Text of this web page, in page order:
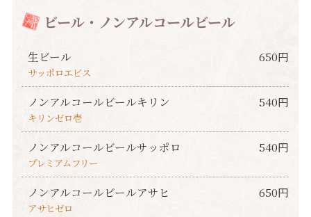
ビール・ノンアルコールビール
生ビール 650円
サッポロエビス
ノンアルコールビールキリン 540円
キリンゼロ壱
ノンアルコールビールサッポロ 540円
プレミアムフリー
ノンアルコールビールアサヒ 650円
アサヒゼロ